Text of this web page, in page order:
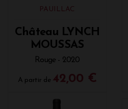
PAUILLAC
Château LYNCH
MOUSSAS
Rouge - 2020
A partir de 42,00 €